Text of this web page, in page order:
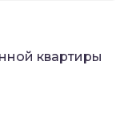
квартиры